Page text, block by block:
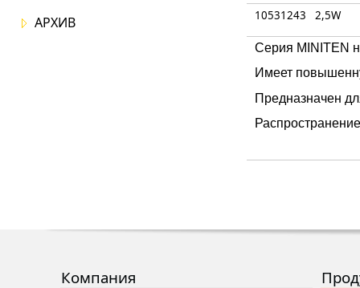
АРХИВ 10531243 2,5W
Серия MINITEN
Имеет
Предназначен
Компания